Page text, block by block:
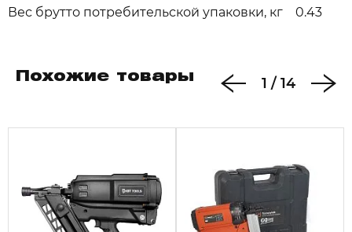
Вес брутто потребительской упаковки, кг 0.43
Похожие товары 1 / 14